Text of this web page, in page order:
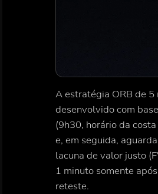
A estratégia ORB de
desenvolvido com
(9h30, horário da
e, em seguida,
lacuna de valor justo
1 minuto somente
reteste.